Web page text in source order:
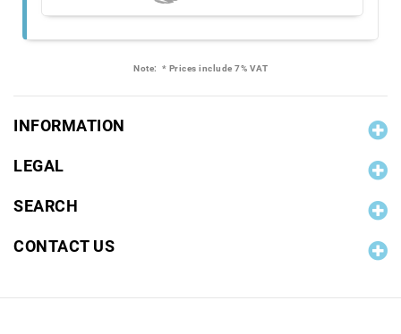
Note: * Prices include 7% VAT
INFORMATION
LEGAL
SEARCH
CONTACT US